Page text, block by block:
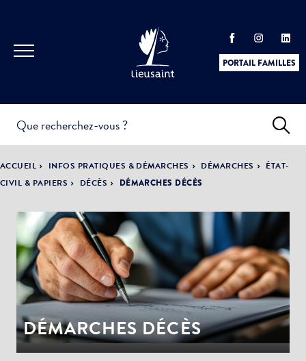
PORTAIL FAMILLES
PRATIQUES &
DÉMARCHES
ACTUALITÉS &
ÉVÈNEMENTS
LA VILLE
DÉMOCRATIE
PARTICIPATIVE
ACCUEIL INFOS PRATIQUES & DÉMARCHES DÉMARCHES
ÉTAT-
CIVIL & PAPIERS
DÉCÈS DÉMARCHES DÉCÈS
DÉMARCHES DÉCÈS